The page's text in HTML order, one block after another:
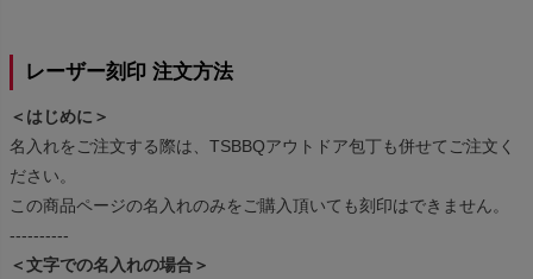
レーザー刻印 注文方法
＜はじめに＞
名入れをご注文する際は、TSBBQアウトドア包丁も併せてご注文く
ださい。
この商品ページの名入れのみをご購入頂いても刻印はできません。
----------
＜文字での名入れの場合＞